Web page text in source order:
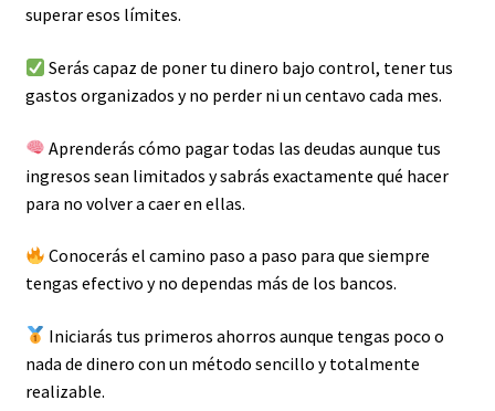
superar esos límites.
Serás capaz de poner tu dinero bajo control, tener tus
gastos organizados y no perder ni un centavo cada mes.
Aprenderás cómo pagar todas las deudas aunque tus
ingresos sean limitados y sabrás exactamente qué hacer
para no volver a caer en ellas.
Conocerás el camino paso a paso para que siempre
tengas efectivo y no dependas más de los bancos.
Iniciarás tus primeros ahorros aunque tengas poco o
nada de dinero con un método sencillo y totalmente
realizable.